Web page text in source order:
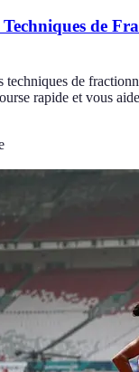
de
techniques de
rapide et vous